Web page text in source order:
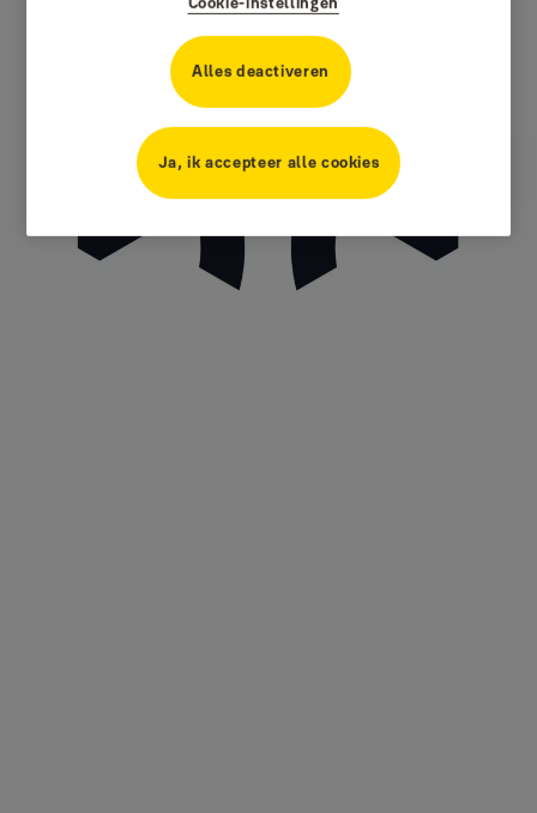
Alles deactiveren
Ja, ik accepteer alle cookies